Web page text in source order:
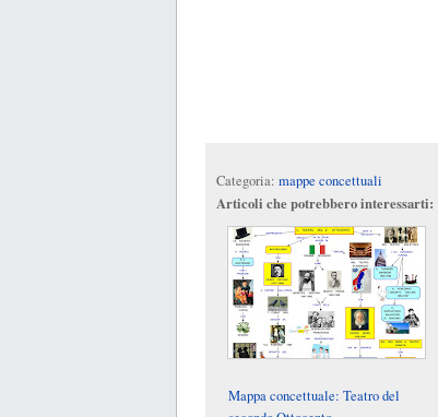
Categoria: mappe concettuali
Articoli che potrebbero interessarti:
Mappa concettuale: Teatro del